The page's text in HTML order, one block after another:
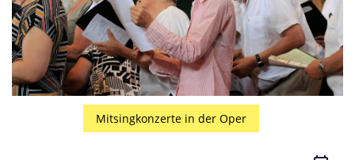
Mitsingkonzerte in der Oper